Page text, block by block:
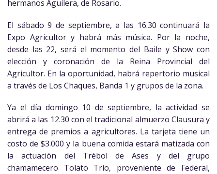
hermanos Aguilera, de Rosario.
El sábado 9 de septiembre, a las 16.30 continuará la
Expo Agricultor y habrá más música. Por la noche,
desde las 22, será el momento del Baile y Show con
elección y coronación de la Reina Provincial del
Agricultor. En la oportunidad, habrá repertorio musical
a través de Los Chaques, Banda 1 y grupos de la zona.
Ya el día domingo 10 de septiembre, la actividad se
abrirá a las 12.30 con el tradicional almuerzo Clausura y
entrega de premios a agricultores. La tarjeta tiene un
costo de $3.000 y la buena comida estará matizada con
la actuación del Trébol de Ases y del grupo
chamamecero Tolato Trío, proveniente de Federal,